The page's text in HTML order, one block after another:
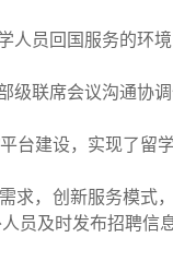
人员回国服务的环境
级联席会议沟通协
台建设，实现了
求，创新服务模式
员及时发布招聘信